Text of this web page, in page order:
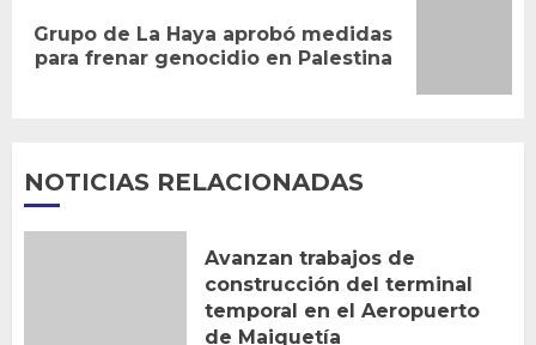
Siguiente
entrada:
Grupo de La Haya aprobó medidas
para frenar genocidio en Palestina
NOTICIAS RELACIONADAS
Avanzan trabajos de
construcción del terminal
temporal en el Aeropuerto
de Maiquetía